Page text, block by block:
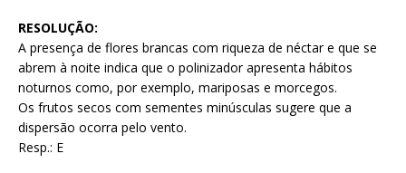
RESOLUÇÃO:
A presença de flores brancas com riqueza de néctar e que se
abrem à noite indica que o polinizador apresenta hábitos
noturnos como, por exemplo, mariposas e morcegos.
Os frutos secos com sementes minúsculas sugere que a
dispersão ocorra pelo vento.
Resp.: E